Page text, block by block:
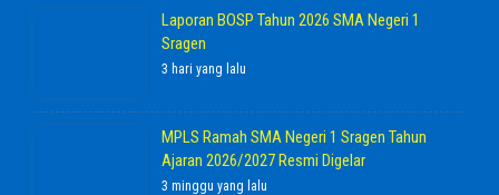
Laporan BOSP Tahun 2026 SMA Negeri 1
Sragen
3 hari yang lalu
MPLS Ramah SMA Negeri 1 Sragen Tahun
Ajaran 2026/2027 Resmi Digelar
3 minggu yang lalu